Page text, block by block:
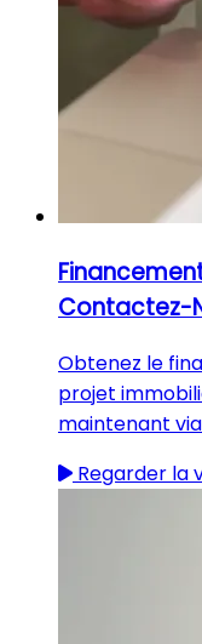
Contactez-
Obtenez le
projet
maintenant
Regarder la